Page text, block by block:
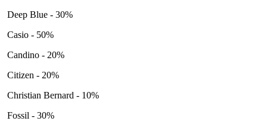
Deep Blue - 30%
Casio - 50%
Candino - 20%
Citizen - 20%
Christian Bernard - 10%
Fossil - 30%